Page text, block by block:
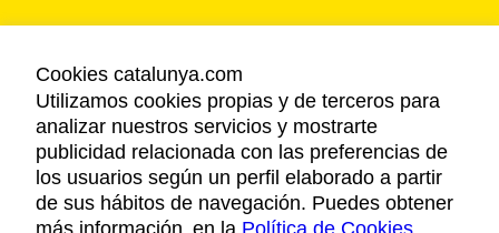
AVISO LEGAL
POLÍTICA DE PRIVACIDAD
COOKIES
ACCESSIBILIDAD
Cookies catalunya.com
Utilizamos cookies propias y de terceros para
analizar nuestros servicios y mostrarte
publicidad relacionada con las preferencias de
los usuarios según un perfil elaborado a partir
de sus hábitos de navegación. Puedes obtener
más información en la Política de Cookies